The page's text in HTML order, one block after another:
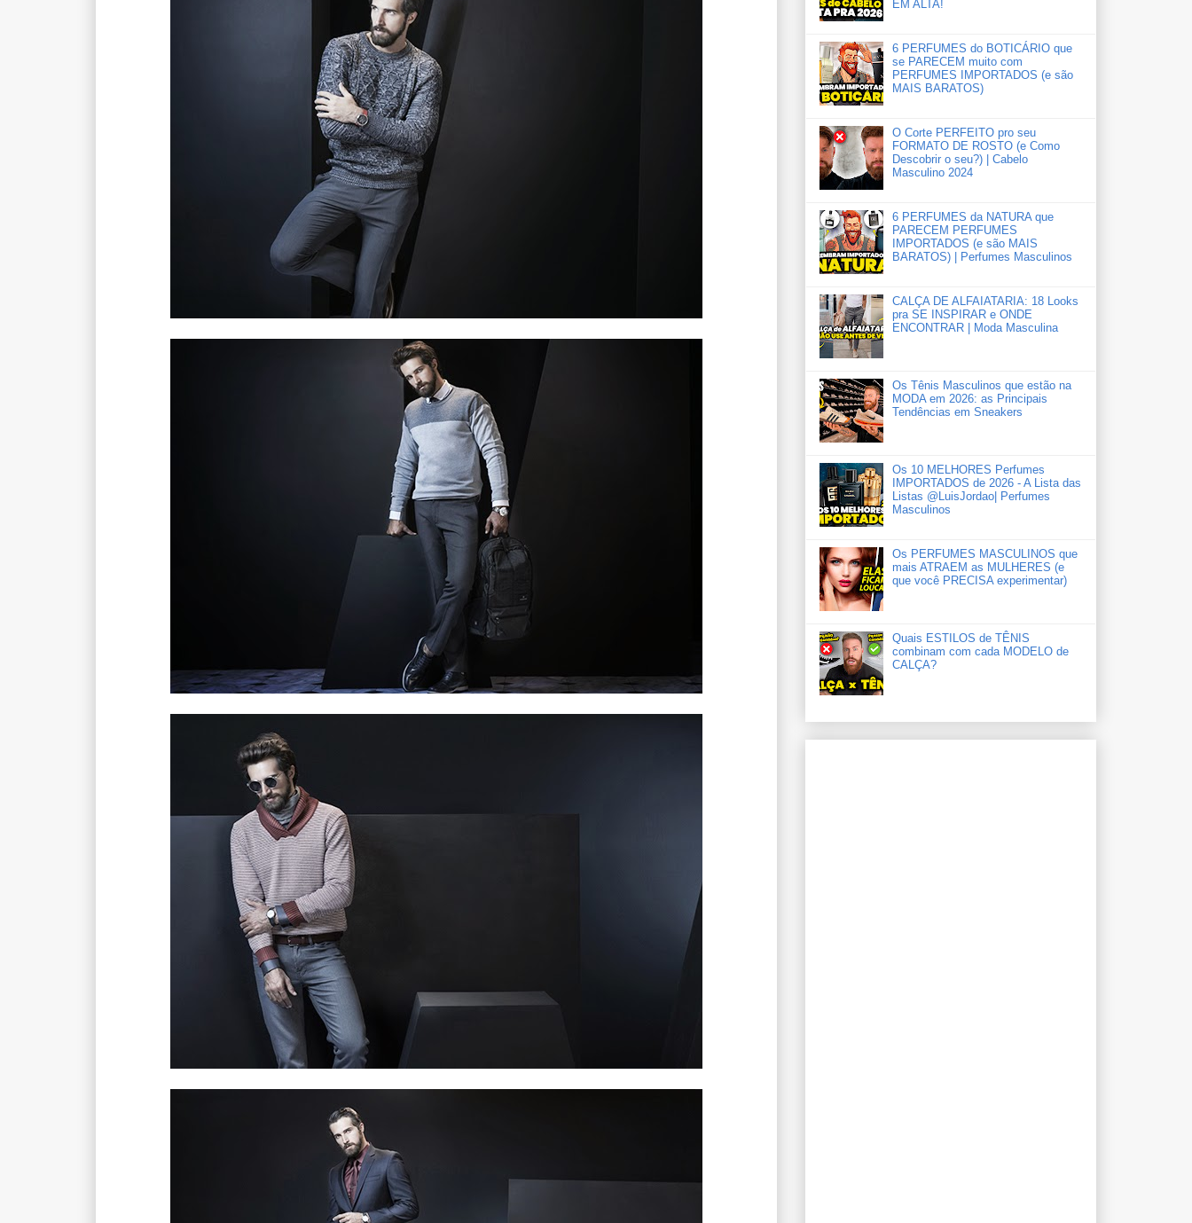
EM ALTA!
6 PERFUMES do BOTICÁRIO que
se PARECEM muito com
PERFUMES IMPORTADOS (e são
MAIS BARATOS)
O Corte PERFEITO pro seu
FORMATO DE ROSTO (e Como
Descobrir o seu?) | Cabelo
Masculino 2024
6 PERFUMES da NATURA que
PARECEM PERFUMES
IMPORTADOS (e são MAIS
BARATOS) | Perfumes Masculinos
CALÇA DE ALFAIATARIA: 18 Looks
pra SE INSPIRAR e ONDE
ENCONTRAR | Moda Masculina
Os Tênis Masculinos que estão na
MODA em 2026: as Principais
Tendências em Sneakers
Os 10 MELHORES Perfumes
IMPORTADOS de 2026 - A Lista das
Listas ‪‪‪@LuisJordao‬| Perfumes
Masculinos
Os PERFUMES MASCULINOS que
mais ATRAEM as MULHERES (e
que você PRECISA experimentar)
Quais ESTILOS de TÊNIS
combinam com cada MODELO de
CALÇA?